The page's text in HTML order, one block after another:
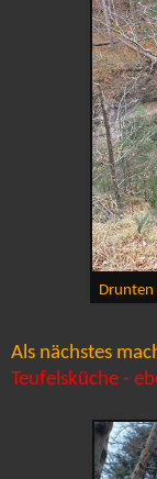
Drunten
Als nächstes
Teufelsküche -